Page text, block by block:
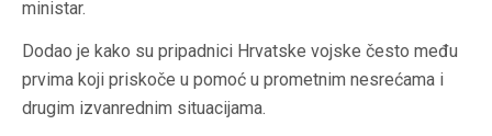
ministar.
Dodao je kako su pripadnici Hrvatske vojske često među
prvima koji priskoče u pomoć u prometnim nesrećama i
drugim izvanrednim situacijama.